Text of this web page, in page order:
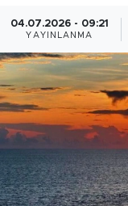
04.07.2026 - 09:21
YAYINLANMA
Yaşam
Bilim ve
Çin Fuarları
Gündem
Video